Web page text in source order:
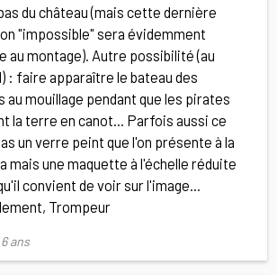
du château (mais cette dernière
"impossible" sera évidemment
au montage). Autre possibilité (au
: faire apparaître le bateau des
au mouillage pendant que les pirates
la terre en canot... Parfois aussi ce
un verre peint que l'on présente à la
mais une maquette à l'échelle réduite
convient de voir sur l'image...
Trompeur
ans